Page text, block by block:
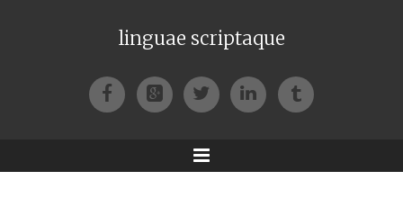
linguae scriptaque
FacebookGoogle+TwitterLinkedIn
Tumblr
Menu